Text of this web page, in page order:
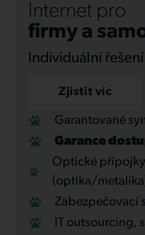
Internet pro
firmy a
Individuální
Zjistit víc
Garantované
Garance
Optické
(optika/
Zabezpečovací
IT outsourcing,